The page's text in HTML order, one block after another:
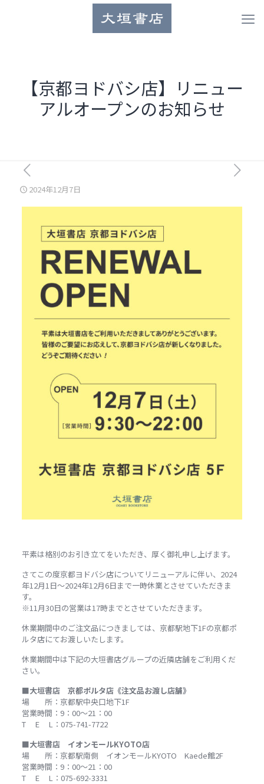
【京都ヨドバシ店】リニュー
アルオープンのお知らせ
2024年12月7日
平素は格別のお引き立てをいただき、厚く御礼申し上げます。
さてこの度京都ヨドバシ店についてリニューアルに伴い、2024
年12月1日～2024年12月6日まで一時休業とさせていただきま
す。
※11月30日の営業は17時までとさせていただきます。
休業期間中のご注文品につきましては、京都駅地下1Fの京都ポ
ルタ店にてお渡しいたします。
休業期間中は下記の大垣書店グループの近隣店舗をご利用くだ
さい。
■大垣書店 京都ポルタ店《注文品お渡し店舗》
場 所：京都駅中央口地下1F
営業時間：9：00～21：00
T E L：075-741-7722
■大垣書店 イオンモールKYOTO店
場 所：京都駅南側 イオンモールKYOTO Kaede館2F
営業時間：9：00～21：00
T E L：075-692-3331